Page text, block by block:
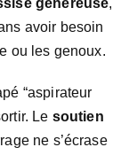
généreuse,
avoir besoin
ou les genoux.
“aspirateur
Le soutien
ne s’écrase